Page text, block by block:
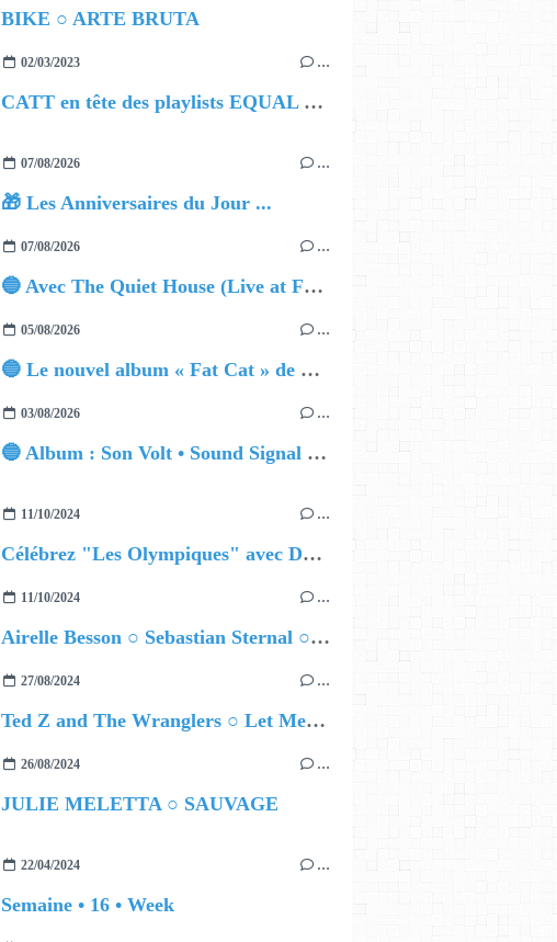
BIKE ○ ARTE BRUTA
02/03/2023 …
CATT en tête des playlists EQUAL sur Spotify !
07/08/2026 …
🎁 Les Anniversaires du Jour ...
07/08/2026 …
🔵 Avec The Quiet House (Live at Funkhaus), Kenzo Zurzolo livre une performance aussi intense qu'envoûtante.
05/08/2026 …
🔵 Le nouvel album « Fat Cat » de Delilah Holliday (sortie le 30 Octobre 2026)
03/08/2026 …
🔵 Album : Son Volt • Sound Signal Serenades
11/10/2024 …
Célébrez "Les Olympiques" avec DVTR !
11/10/2024 …
Airelle Besson ○ Sebastian Sternal ○ Jonas Burgwinkel
27/08/2024 …
Ted Z and The Wranglers ○ Let Me Be Your Sin
26/08/2024 …
JULIE MELETTA ○ SAUVAGE
22/04/2024 …
Semaine • 16 • Week